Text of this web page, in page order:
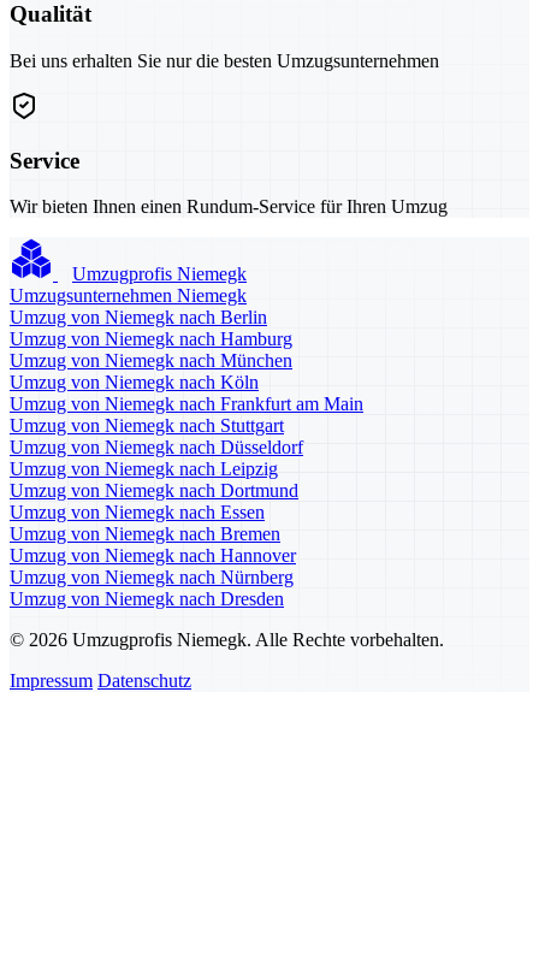
Qualität
Bei uns erhalten Sie nur die besten Umzugsunternehmen
Service
Wir bieten Ihnen einen Rundum-Service für Ihren Umzug
Umzugprofis Niemegk
Umzugsunternehmen Niemegk
Umzug von Niemegk nach Berlin
Umzug von Niemegk nach Hamburg
Umzug von Niemegk nach München
Umzug von Niemegk nach Köln
Umzug von Niemegk nach Frankfurt am Main
Umzug von Niemegk nach Stuttgart
Umzug von Niemegk nach Düsseldorf
Umzug von Niemegk nach Leipzig
Umzug von Niemegk nach Dortmund
Umzug von Niemegk nach Essen
Umzug von Niemegk nach Bremen
Umzug von Niemegk nach Hannover
Umzug von Niemegk nach Nürnberg
Umzug von Niemegk nach Dresden
© 2026 Umzugprofis Niemegk. Alle Rechte vorbehalten.
Impressum Datenschutz